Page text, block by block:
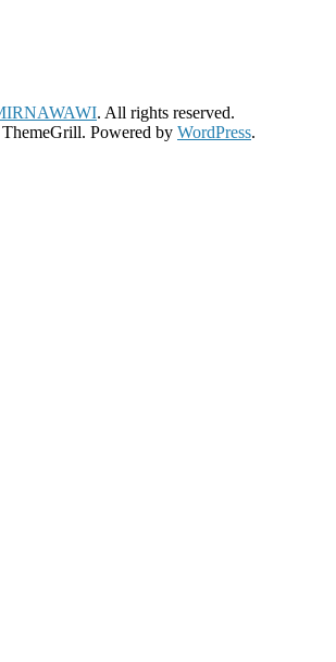
. All rights reserved.
Powered by WordPress.